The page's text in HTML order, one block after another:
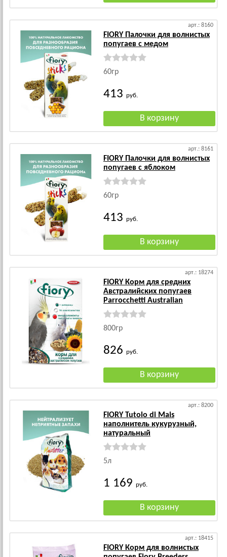
арт.: 8160
FIORY Палочки для волнистых
попугаев с медом
60гр
413 руб.
арт.: 8161
FIORY Палочки для волнистых
попугаев с яблоком
60гр
413 руб.
арт.: 18274
FIORY Корм для средних
Австралийских попугаев
Parrocchetti Australian
800гр
826 руб.
арт.: 8200
FIORY Tutolo di Mais
наполнитель кукурузный,
натуральный
5л
1 169 руб.
арт.: 18415
FIORY Корм для волнистых